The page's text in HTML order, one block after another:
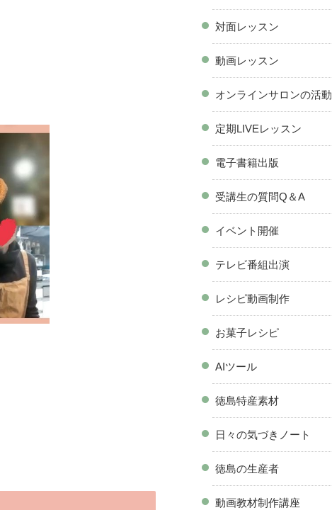
対面レッスン
動画レッスン
オンラインサロンの活動
定期LIVEレッスン
電子書籍出版
受講生の質問Q＆A
イベント開催
テレビ番組出演
レシピ動画制作
お菓子レシピ
AIツール
徳島特産素材
日々の気づきノート
徳島の生産者
動画教材制作講座